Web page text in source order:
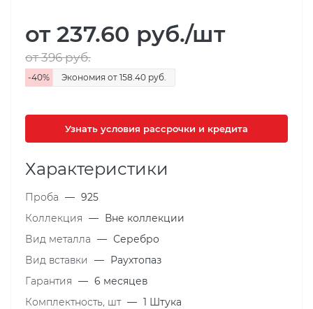
от 237.60 руб./шт
от 396руб.
-40% Экономия от 158.40 руб.
Узнать условия рассрочки и кредита
Характеристики
Проба — 925
Коллекция — Вне коллекции
Вид металла — Серебро
Вид вставки
— Раухтопаз
Гарантия — 6 месяцев
Комплектность, шт — 1 Штука